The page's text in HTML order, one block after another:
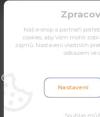
Upravit sběr cookies.
Náš e-shop a partneři
cookies, aby Vám mohli
zájmů. Nastavení vlastních
odkazem ve
Nastavení
Souhlas